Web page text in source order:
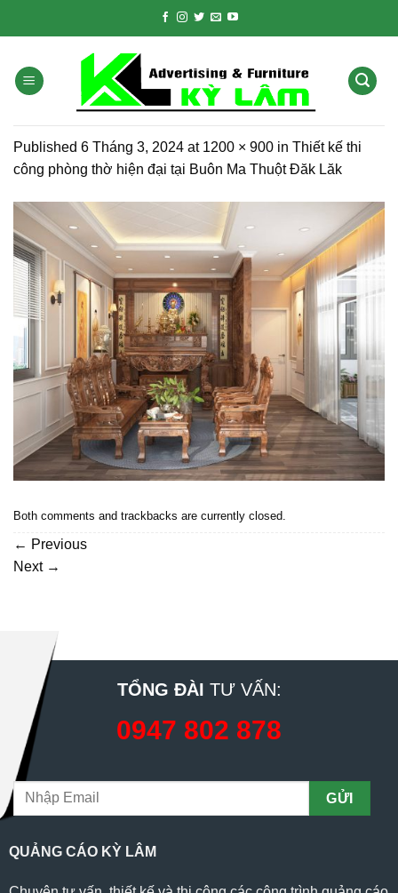
Published 6 Tháng 3, 2024 at 1200 × 900 in Thiết kế thi
công phòng thờ hiện đại tại Buôn Ma Thuột Đăk Lăk
Both comments and trackbacks are currently closed.
← Previous
Next →
TỔNG ĐÀI TƯ VẤN:
0947 802 878
QUẢNG CÁO KỲ LÂM